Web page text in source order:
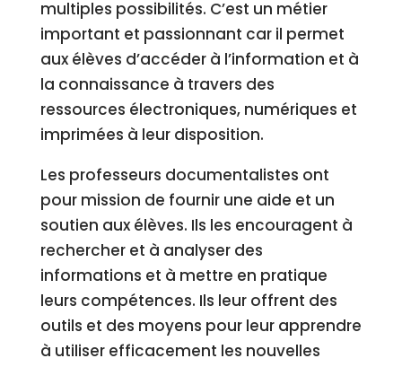
multiples possibilités. C’est un métier
important et passionnant car il permet
aux élèves d’accéder à l’information et à
la connaissance à travers des
ressources électroniques, numériques et
imprimées à leur disposition.
Les professeurs documentalistes ont
pour mission de fournir une aide et un
soutien aux élèves. Ils les encouragent à
rechercher et à analyser des
informations et à mettre en pratique
leurs compétences. Ils leur offrent des
outils et des moyens pour leur apprendre
à utiliser efficacement les nouvelles